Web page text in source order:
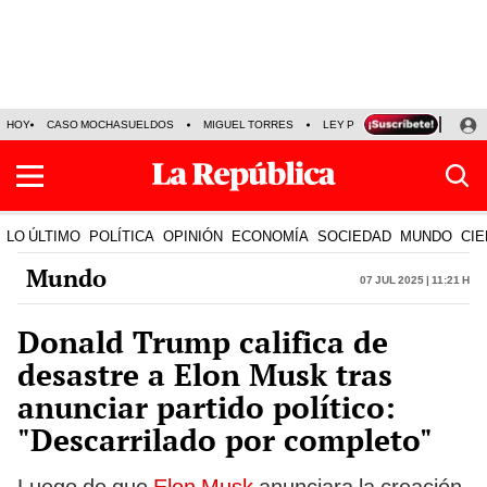
HOY CASO MOCHASUELDOS MIGUEL TORRES LEY PULPÍN PRECIO DEL
LO ÚLTIMO POLÍTICA OPINIÓN ECONOMÍA SOCIEDAD MUNDO
Mundo 07 Jul 2025 | 11:21 h
Donald Trump califica de
desastre a Elon Musk tras
anunciar partido político:
"Descarrilado por completo"